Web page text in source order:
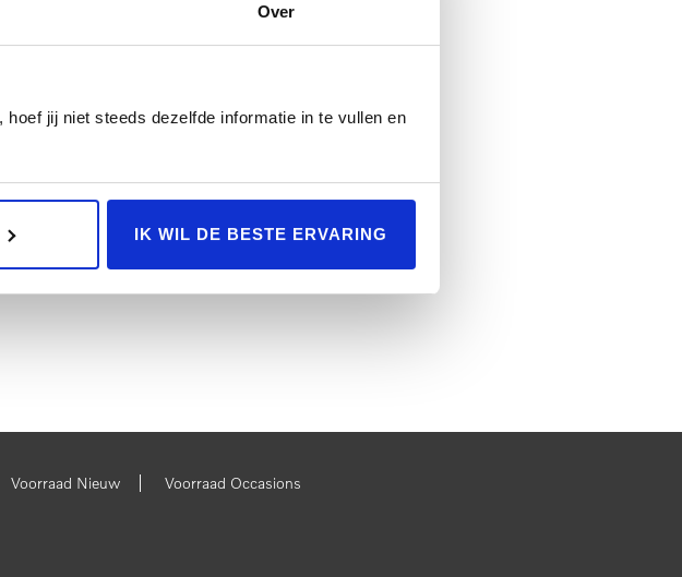
Over
jij niet steeds dezelfde informatie in te vullen en
IK WIL DE BESTE ERVARING
Voorraad Nieuw | Voorraad Occasions